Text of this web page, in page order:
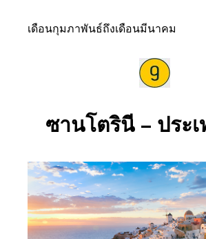
เดือนกุมภาพันธ์ถึงเดือนมีนาคม
ซานโตรินี – ประ